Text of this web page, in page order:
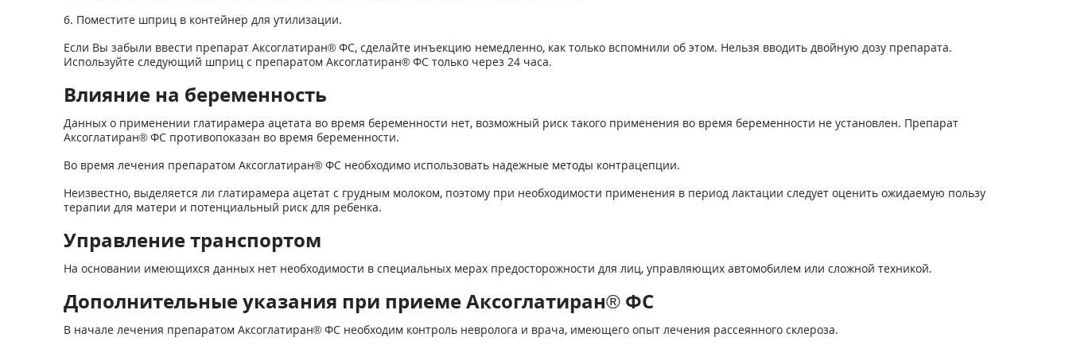
6. Поместите шприц в контейнер для утилизации.
Если Вы забыли ввести препарат Аксоглатиран® ФС, сделайте инъекцию немедленно, как только вспомнили об этом. Нельзя вводить двойную дозу препарата.
Используйте следующий шприц с препаратом Аксоглатиран® ФС только через 24 часа.
Влияние на беременность
Данных о применении глатирамера ацетата во время беременности нет, возможный риск такого применения во время беременности не установлен. Препарат
Аксоглатиран® ФС противопоказан во время беременности.
Во время лечения препаратом Аксоглатиран® ФС необходимо использовать надежные методы контрацепции.
Неизвестно, выделяется ли глатирамера ацетат с грудным молоком, поэтому при необходимости применения в период лактации следует оценить ожидаемую пользу
терапии для матери и потенциальный риск для ребенка.
Управление транспортом
На основании имеющихся данных нет необходимости в специальных мерах предосторожности для лиц, управляющих автомобилем или сложной техникой.
Дополнительные указания при приеме Аксоглатиран® ФС
В начале лечения препаратом Аксоглатиран® ФС необходим контроль невролога и врача, имеющего опыт лечения рассеянного склероза.